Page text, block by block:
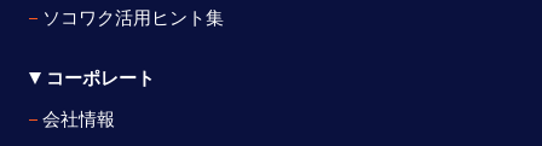
ソコワク活用ヒント集
コーポレート
会社情報